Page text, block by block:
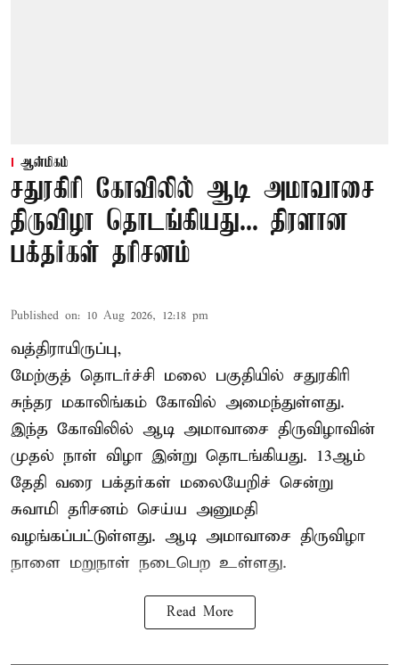
ஆன்மிகம்
சதுரகிரி கோவிலில் ஆடி அமாவாசை
திருவிழா தொடங்கியது... திரளான
பக்தர்கள் தரிசனம்
Published on: 10 Aug 2026, 12:18 pm
வத்திராயிருப்பு,
மேற்குத் தொடர்ச்சி மலை பகுதியில் சதுரகிரி
சுந்தர மகாலிங்கம் கோவில் அமைந்துள்ளது.
இந்த கோவிலில் ஆடி அமாவாசை திருவிழாவின்
முதல் நாள் விழா இன்று தொடங்கியது. 13ஆம்
தேதி வரை பக்தர்கள் மலையேறிச் சென்று
சுவாமி தரிசனம் செய்ய அனுமதி
வழங்கப்பட்டுள்ளது. ஆடி அமாவாசை திருவிழா
நாளை மறுநாள் நடைபெற உள்ளது.
Read More